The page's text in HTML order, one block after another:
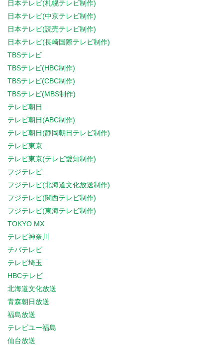
日本テレビ(札幌テレビ制作)
日本テレビ(中京テレビ制作)
日本テレビ(読売テレビ制作)
日本テレビ(長崎国際テレビ制作)
TBSテレビ
TBSテレビ(HBC制作)
TBSテレビ(CBC制作)
TBSテレビ(MBS制作)
テレビ朝日
テレビ朝日(ABC制作)
テレビ朝日(静岡朝日テレビ制作)
テレビ東京
テレビ東京(テレビ愛知制作)
フジテレビ
フジテレビ(北海道文化放送制作)
フジテレビ(関西テレビ制作)
フジテレビ(東海テレビ制作)
TOKYO MX
テレビ神奈川
チバテレビ
テレビ埼玉
HBCテレビ
北海道文化放送
青森朝日放送
福島放送
テレビユー福島
仙台放送